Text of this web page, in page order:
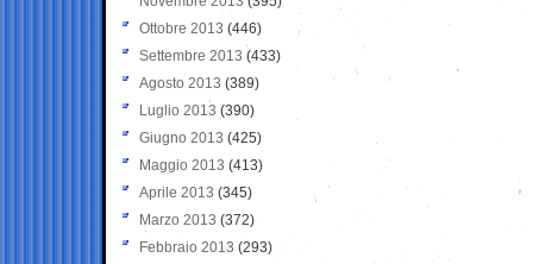
Ottobre 2013 (446)
Settembre 2013 (433)
Agosto 2013 (389)
Luglio 2013 (390)
Giugno 2013 (425)
Maggio 2013 (413)
Aprile 2013 (345)
Marzo 2013 (372)
Febbraio 2013 (293)